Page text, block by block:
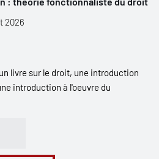
2026
livre sur le droit, une introduction
introduction à l'oeuvre du